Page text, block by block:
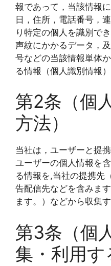
報であって，当該情報
日，住所，電話番号，
り特定の個人を識別で
声紋にかかるデータ，
号などの当該情報単体
る情報（個人識別情報）
第2条（個
方法）
当社は，ユーザーと提
ユーザーの個人情報を
る情報を,当社の提携先
告配信先などを含みま
ます。）などから収集
第3条（個
集・利用す